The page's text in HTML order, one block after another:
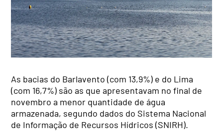
As bacias do Barlavento (com 13,9%) e do Lima
(com 16,7%) são as que apresentavam no final de
novembro a menor quantidade de água
armazenada, segundo dados do Sistema Nacional
de Informação de Recursos Hídricos (SNIRH).